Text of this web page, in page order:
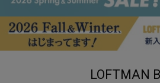
LOFTMAN